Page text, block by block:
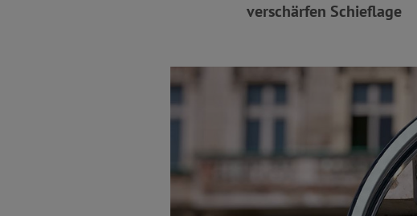
verschärfen Schieflage